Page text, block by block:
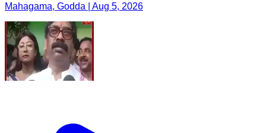
Mahagama, Godda | Aug 5, 2026